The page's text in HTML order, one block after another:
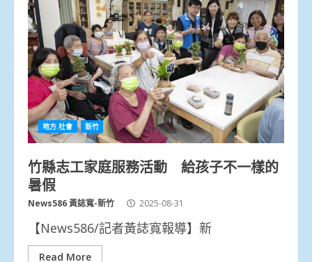
地方.社會 新竹
竹縣志工家庭服務活動 給孩子不一樣的
暑假
News586 黃誌寬-新竹 2025-08-31
【News586/記者黃誌寬報導】新
Read More